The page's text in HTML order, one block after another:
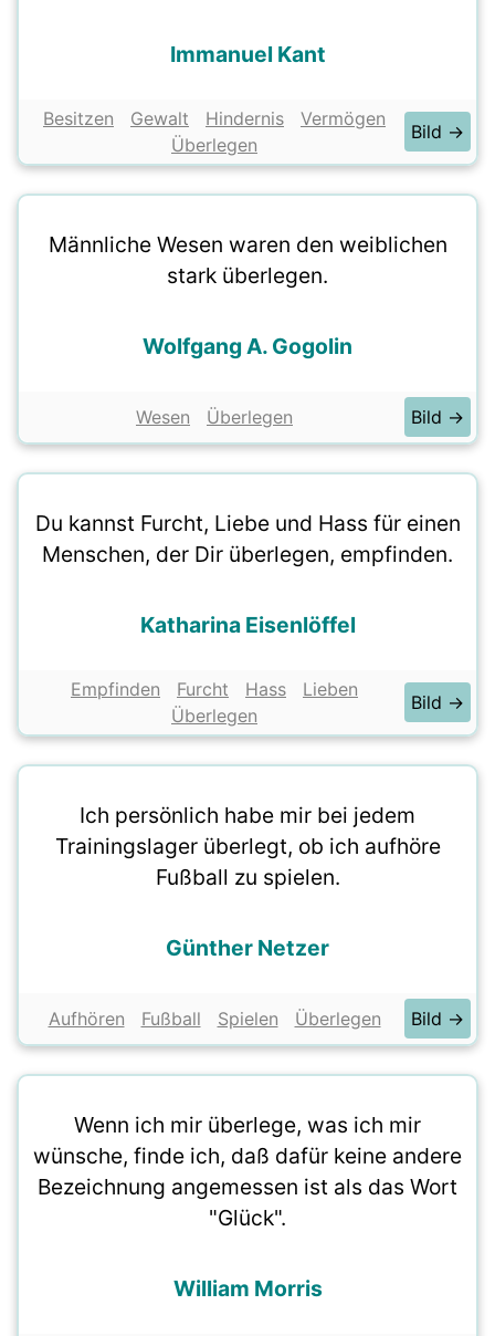
Immanuel Kant
Besitzen Gewalt Hindernis
Vermögen
Überlegen
Bild →
Männliche Wesen waren den weiblichen
stark überlegen.
Wolfgang A. Gogolin
Wesen Überlegen Bild →
Du kannst Furcht, Liebe und Hass für einen
Menschen, der Dir überlegen, empfinden.
Katharina Eisenlöffel
Empfinden Furcht Hass
Lieben
Überlegen
Bild →
Ich persönlich habe mir bei jedem
Trainingslager überlegt, ob ich aufhöre
Fußball zu spielen.
Günther Netzer
Aufhören Fußball Spielen Überlegen Bild →
Wenn ich mir überlege, was ich mir
wünsche, finde ich, daß dafür keine andere
Bezeichnung angemessen ist als das Wort
"Glück".
William Morris